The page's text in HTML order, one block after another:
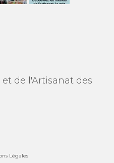
de l'Artisanat des
Légales